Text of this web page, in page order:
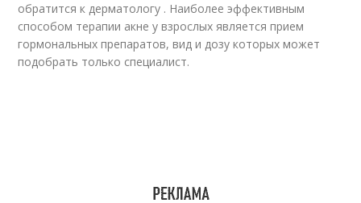
обратится к дерматологу . Наиболее эффективным
способом терапии акне у взрослых является прием
гормональных препаратов, вид и дозу которых может
подобрать только специалист.